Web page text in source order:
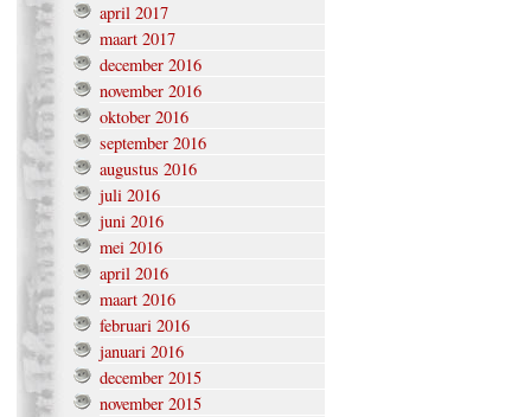
april 2017
maart 2017
december 2016
november 2016
oktober 2016
september 2016
augustus 2016
juli 2016
juni 2016
mei 2016
april 2016
maart 2016
februari 2016
januari 2016
december 2015
november 2015